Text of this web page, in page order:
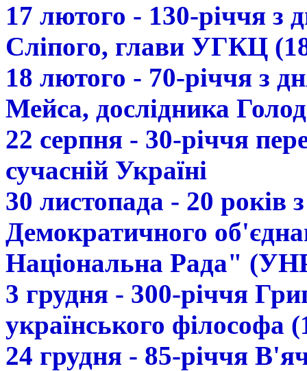
17 лютого - 130-річчя з
Сліпого, глави УГКЦ
18 лютого - 70-річчя з
Мейса, дослідника
22 серпня - 30-річчя
сучасній Україні
30 листопада - 20 років
Демократичного
Національна Рада"
3 грудня - 300-річчя
українського філософа
24 грудня - 85-річчя